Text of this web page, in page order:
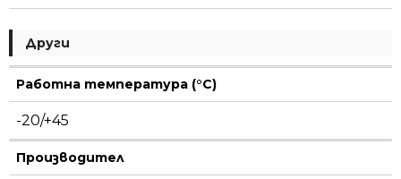
Други
Работна температура (°C)
-20/+45
Производител